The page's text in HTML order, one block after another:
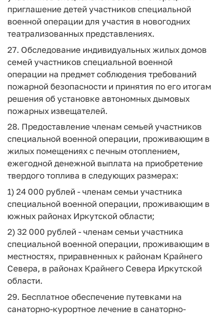
приглашение детей участников специальной
военной операции для участия в новогодних
театрализованных представлениях.
27. Обследование индивидуальных жилых домов
семей участников специальной военной
операции на предмет соблюдения требований
пожарной безопасности и принятия по его итогам
решения об установке автономных дымовых
пожарных извещателей.
28. Предоставление членам семьей участников
специальной военной операции, проживающим в
жилых помещениях с печным отоплением,
ежегодной денежной выплата на приобретение
твердого топлива в следующих размерах:
1) 24 000 рублей - членам семьи участника
специальной военной операции, проживающим в
южных районах Иркутской области;
2) 32 000 рублей - членам семьи участника
специальной военной операции, проживающим в
местностях, приравненных к районам Крайнего
Севера, в районах Крайнего Севера Иркутской
области.
29. Бесплатное обеспечение путевками на
санаторно-курортное лечение в санаторно-